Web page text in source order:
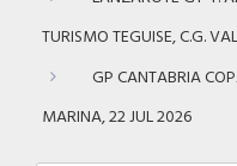
TURISMO TEGUISE, C.G.
GP CANTABRIA
MARINA, 22 JUL 2026